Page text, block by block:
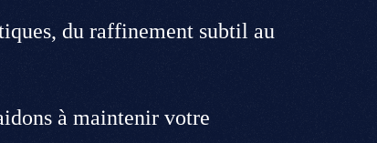
العربية
中文
du raffinement subtil au
à maintenir votre